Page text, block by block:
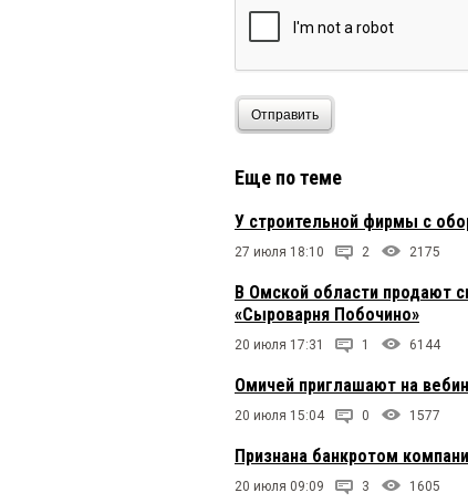
Отправить
Еще по теме
У строительной фирмы с
27 июля 18:10 2 2175
В Омской области продают
«Сыроварня Побочино»
20 июля 17:31 1 6144
Омичей приглашают на
20 июля 15:04 0 1577
Признана банкротом
20 июля 09:09 3 1605